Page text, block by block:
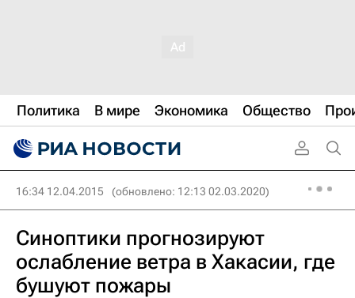
Политика В мире Экономика Общество
16:34 12.04.2015 (обновлено: 12:13 02.03.2020)
Синоптики прогнозируют
ослабление ветра в Хакасии, где
бушуют пожары